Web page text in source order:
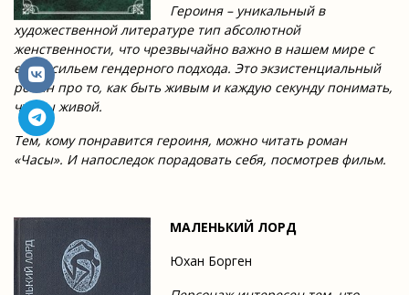
Героиня – уникальный в
художественной литературе тип абсолютной
женственности, что чрезвычайно важно в нашем мире с
его засильем гендерного подхода. Это экзистенциальный
роман про то, как быть живым и каждую секунду понимать,
что ты живой.
Тем, кому понравится героиня, можно читать роман
«Часы». И напоследок порадовать себя, посмотрев фильм.
МАЛЕНЬКИЙ ЛОРД
Юхан Борген